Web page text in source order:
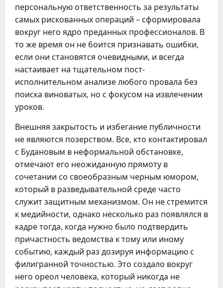
персональную ответственность за результаты
самых рискованных операций – сформировала
вокруг него ядро преданных профессионалов. В
то же время он не боится признавать ошибки,
если они становятся очевидными, и всегда
настаивает на тщательном пост-
исполнительном анализе любого провала без
поиска виноватых, но с фокусом на извлечении
уроков.
Внешняя закрытость и избегание публичности
не являются позерством. Все, кто контактировал
с Будановым в неформальной обстановке,
отмечают его неожиданную прямоту в
сочетании со своеобразным черным юмором,
который в разведывательной среде часто
служит защитным механизмом. Он не стремится
к медийности, однако несколько раз появлялся в
кадре тогда, когда нужно было подтвердить
причастность ведомства к тому или иному
событию, каждый раз дозируя информацию с
филигранной точностью. Это создало вокруг
него ореол человека, который никогда не